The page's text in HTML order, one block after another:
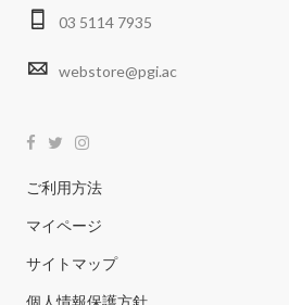
03 5114 7935
webstore@pgi.ac
ご利用方法
マイページ
サイトマップ
個人情報保護方針